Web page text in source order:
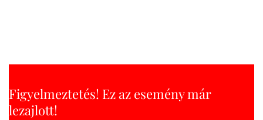
Figyelmeztetés! Ez az esemény már
lezajlott!